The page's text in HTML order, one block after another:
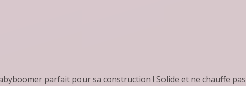
parfait pour sa construction ! Solide et ne chauffe pas